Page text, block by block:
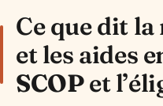
Ce que dit
et les aides
SCOPet